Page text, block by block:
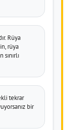
Rüya
rüya
tekrar
bir